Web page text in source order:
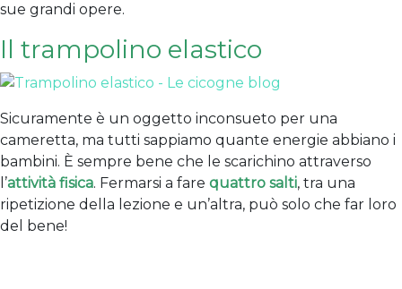
sue grandi opere.
Il trampolino elastico
Sicuramente è un oggetto inconsueto per una
cameretta, ma tutti sappiamo quante energie abbiano i
bambini. È sempre bene che le scarichino attraverso
l’attività fisica. Fermarsi a fare quattro salti, tra una
ripetizione della lezione e un’altra, può solo che far loro
del bene!